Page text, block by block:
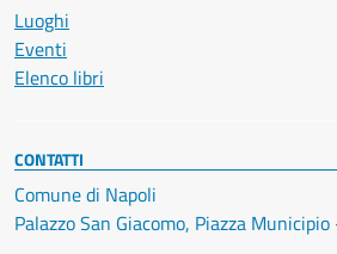
Luoghi
Eventi
Elenco libri
CONTATTI
Comune di Napoli
Palazzo San Giacomo, Piazza